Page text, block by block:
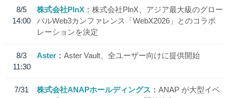
8/5
14:00
株式会社PlnX
株式会社PlnX、アジア最大級のグロー
バルWeb3カンファレンス「WebX2026」とのコラボ
レーションを決定
8/3
11:30
Aster Aster Vault、全ユーザー向けに提供開始
7/31
株式会社ANAPホールディングス
ANAP が大型イベ